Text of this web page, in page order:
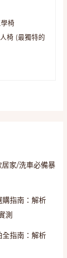
椅
椅 (最獨特的
居家/洗車必備暴
指南：解析
測
指南：解析